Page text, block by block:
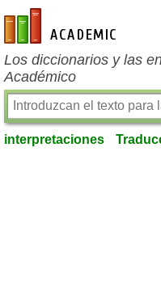
es-academic.com
Los diccionarios y las
Académico
interpretaciones